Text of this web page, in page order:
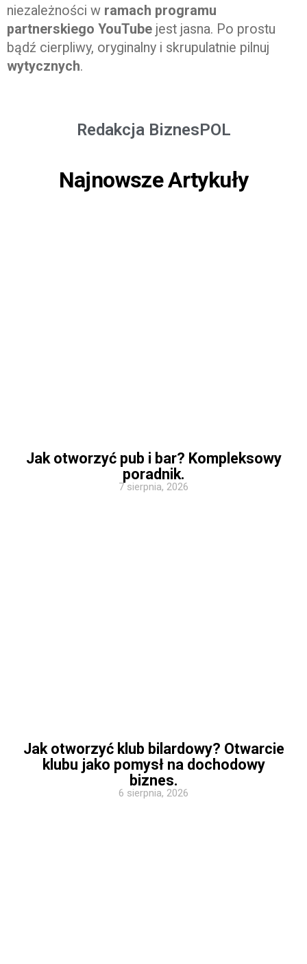
niezależności w ramach programu
partnerskiego YouTube jest jasna. Po prostu
bądź cierpliwy, oryginalny i skrupulatnie pilnuj
wytycznych.
Redakcja BiznesPOL
Najnowsze Artykuły
Jak otworzyć pub i bar? Kompleksowy
poradnik.
7 sierpnia, 2026
Jak otworzyć klub bilardowy? Otwarcie
klubu jako pomysł na dochodowy
biznes.
6 sierpnia, 2026